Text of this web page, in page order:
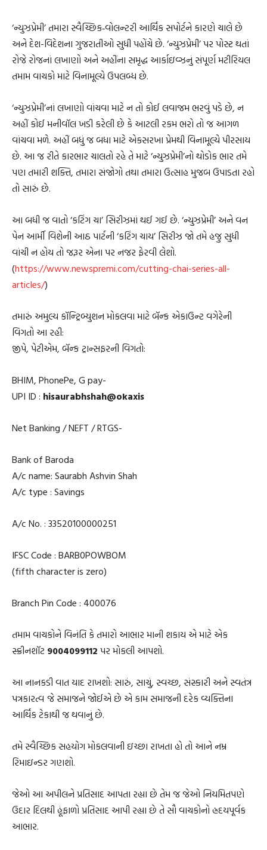
‘ન્યુઝપ્રેમી’ તમારા સ્વૈચ્છિક‐વોલન્ટરી આર્થિક સપોર્ટને કારણે ચાલે છે
અને દેશ-વિદેશના ગુજરાતીઓ સુધી પહોંચે છે. ‘ન્યુઝપ્રેમી’ પર પોસ્ટ થતાં
રોજે રોજનાં લખાણો અને અહીંના સમૃદ્ધ આર્કાઇવ્ઝનું સંપૂર્ણ મટીરિયલ
તમામ વાચકો માટે વિનામૂલ્યે ઉપલબ્ધ છે.
‘ન્યુઝપ્રેમી’નાં લખાણો વાંચવા માટે ન તો કોઈ લવાજમ ભરવું પડે છે, ન
અહીં કોઈ મનીવૉલ ખડી કરેલી છે કે આટલી રકમ ભરો તો જ આગળ
વાંચવા મળે. અહીં બધું જ બધા માટે એકસરખા પ્રેમથી વિનામૂલ્યે પીરસાય
છે. આ જ રીતે કારભાર ચાલતો રહે તે માટે ‘ન્યુઝપ્રેમી’નો થોડોક ભાર તમે
પણ તમારી શક્તિ, તમારા સંજોગો તથા તમારા ઉત્સાહ મુજબ ઉપાડતા રહો
તો સારું છે.
આ બધી જ વાતો ‘કટિંગ ચા’ સિરીઝમાં થઈ ગઈ છે. ‘ન્યુઝપ્રેમી’ અને વન
પેન આર્મી વિશેની આઠ પાર્ટની ‘કટિંગ ચાય’ સિરીઝ જો તમે હજુ સુધી
વાંચી ન હોય તો જરૂર એના પર નજર ફેરવી લેશો.
(https://www.newspremi.com/cutting-chai-series-all-
articles/)
તમારું અમુલ્ય કૉન્ટ્રિબ્યુશન મોકલવા માટે બૅન્ક એકાઉન્ટ વગેરેની
વિગતો આ રહી:
જીપે, પેટીએમ, બૅન્ક ટ્રાન્સફરની વિગતો:
BHIM, PhonePe, G pay-
UPI ID : hisaurabhshah@okaxis
Net Banking / NEFT / RTGS-
Bank of Baroda
A/c name: Saurabh Ashvin Shah
A/c type : Savings
A/c No. : 33520100000251
IFSC Code : BARB0POWBOM
(fifth character is zero)
Branch Pin Code : 400076
તમામ વાચકોને વિનંતિ કે તમારો આભાર માની શકાય એ માટે એક
સ્ક્રીનશૉટ 9004099112 પર મોકલી આપશો.
આ નાનકડી વાત યાદ રાખશો: સારું, સાચું, સ્વચ્છ, સંસ્કારી અને સ્વતંત્ર
પત્રકારત્વ જે સમાજને જોઈએ છે એ કામ સમાજની દરેક વ્યક્તિના
આર્થિક ટેકાથી જ થવાનું છે.
તમે સ્વૈચ્છિક સહયોગ મોકલવાની ઇચ્છા રાખતા હો તો આને નમ્ર
રિમાઇન્ડર ગણશો.
જેઓ આ અપીલને પ્રતિસાદ આપતા રહ્યા છે તેમ જ જેઓ નિયમિતપણે
ઉદાર દિલથી હૂંફાળો પ્રતિસાદ આપી રહ્યા છે તે સૌ વાચકોનો હ્રદયપૂર્વક
આભાર.